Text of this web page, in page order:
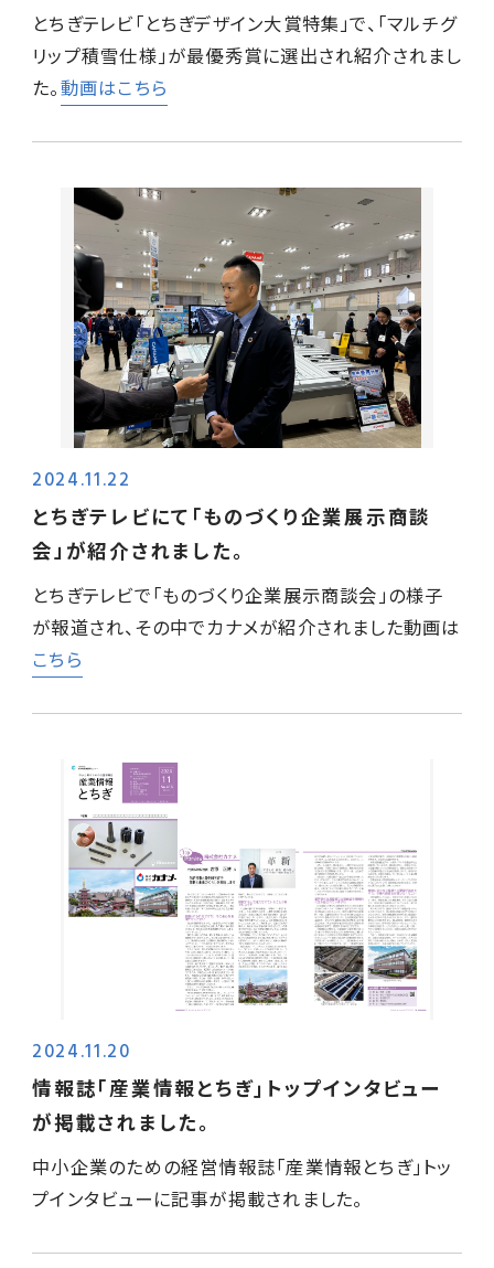
とちぎテレビ「とちぎデザイン大賞特集」で、｢マルチグ
リップ積雪仕様｣が最優秀賞に選出され紹介されまし
た。動画はこちら
2024.11.22
とちぎテレビにて「ものづくり企業展示商談
会」が紹介されました。
とちぎテレビで「ものづくり企業展示商談会」の様子
が報道され、その中でカナメが紹介されました動画は
こちら
2024.11.20
情報誌｢産業情報とちぎ｣トップインタビュー
が掲載されました。
中小企業のための経営情報誌｢産業情報とちぎ｣トッ
プインタビューに記事が掲載されました。